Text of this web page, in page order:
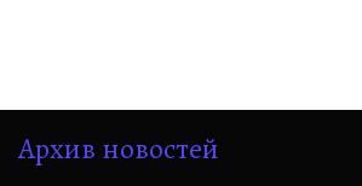
Архив новостей